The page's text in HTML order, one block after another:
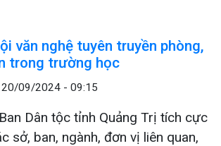
văn nghệ tuyên truyền phòng,
trong trường học
20/09/2024 - 09:15
Dân tộc tỉnh Quảng Trị tích cực
sở, ban, ngành, đơn vị liên quan,